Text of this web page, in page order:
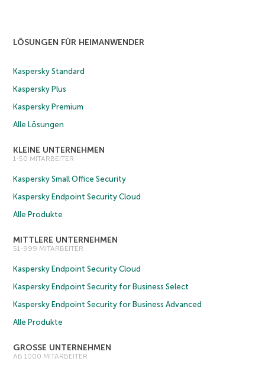
LÖSUNGEN FÜR HEIMANWENDER
Kaspersky Standard
Kaspersky Plus
Kaspersky Premium
Alle Lösungen
KLEINE UNTERNEHMEN
1-50 MITARBEITER
Kaspersky Small Office Security
Kaspersky Endpoint Security Cloud
Alle Produkte
MITTLERE UNTERNEHMEN
51-999 MITARBEITER
Kaspersky Endpoint Security Cloud
Kaspersky Endpoint Security for Business Select
Kaspersky Endpoint Security for Business Advanced
Alle Produkte
GROSSE UNTERNEHMEN
AB 1000 MITARBEITER